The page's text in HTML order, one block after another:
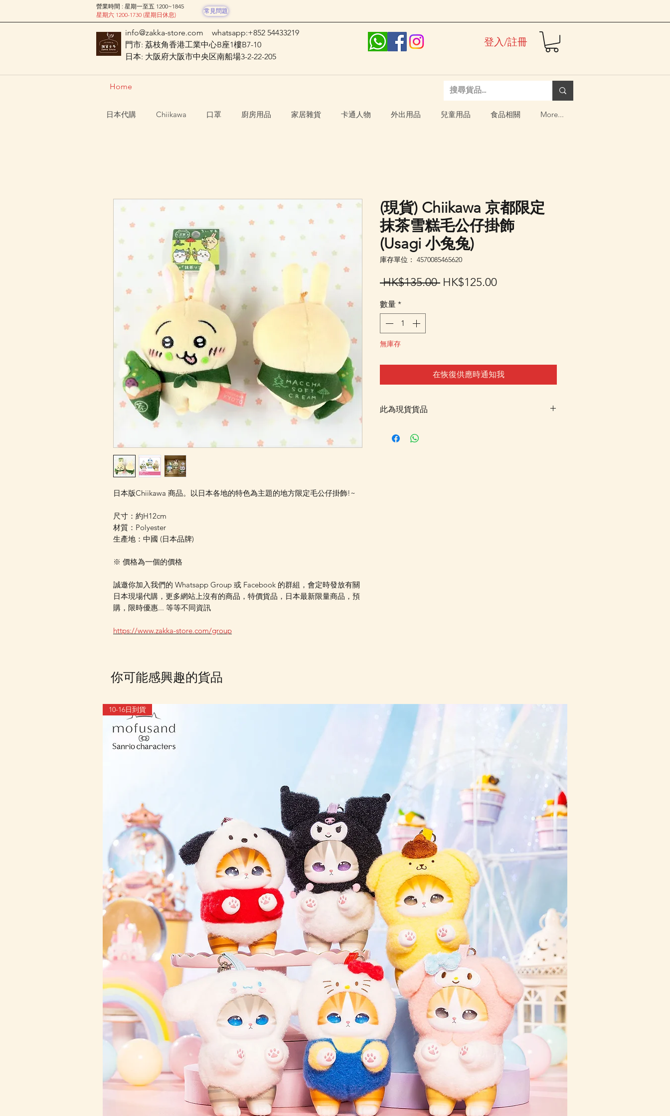
營業時間 : 星期一至五 1200~1845
星期六 1200-1730 (星期日休息)
常見問題
info@zakka-store.com
whatsapp:+852 54433219
門市: 荔枝角香港工業中心B座1樓B7-10
日本: 大阪府大阪市中央区南船場3-2-22-205
登入/註冊
Home
日本代購 Chiikawa 口罩 廚房用品 家居雜貨 卡通人物 外出用品 兒童用品 食品相關 More...
日本版Chiikawa 商品。以日本各地的特色為主題的地方限定毛公仔掛飾!~
尺寸：約H12cm
材質：Polyester
生產地：中國 (日本品牌)
※ 價格為一個的價格
誠邀你加入我們的 Whatsapp Group 或 Facebook 的群組，會定時發放有關
日本現場代購，更多網站上沒有的商品，特價貨品，日本最新限量商品，預
購，限時優惠... 等等不同資訊
https://www.zakka-store.com/group
(現貨) Chiikawa 京都限定
抹茶雪糕毛公仔掛飾
(Usagi 小兔兔)
庫存單位： 4570085465620
HK$135.00 一
HK$125.00促
數量 *
無庫存
在恢復供應時通知我
此為現貨貨品
統顯示為"無庫存"或 未能放入購物車時, 可以
你可能感興趣的貨品
10-16日到貨